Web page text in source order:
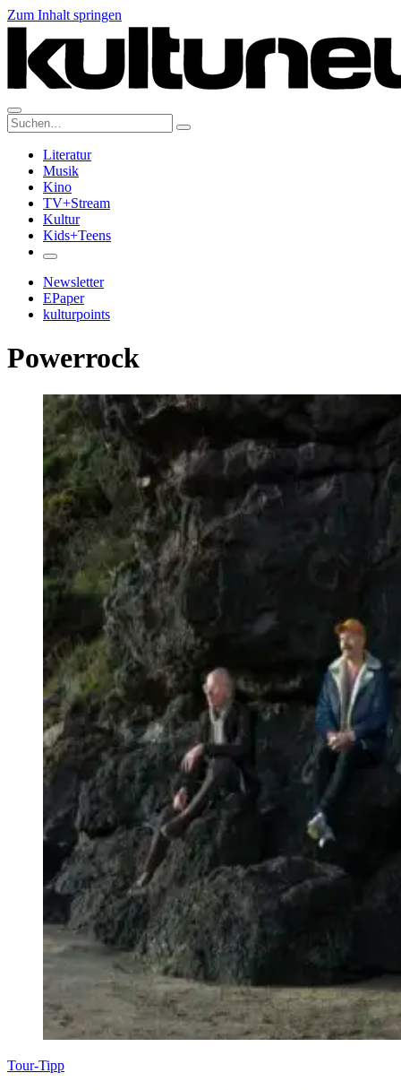
Zum Inhalt springen
Suche:
Literatur
Musik
Kino
TV+Stream
Kultur
Kids+Teens
Newsletter
EPaper
kulturpoints
Powerrock
Tour-Tipp